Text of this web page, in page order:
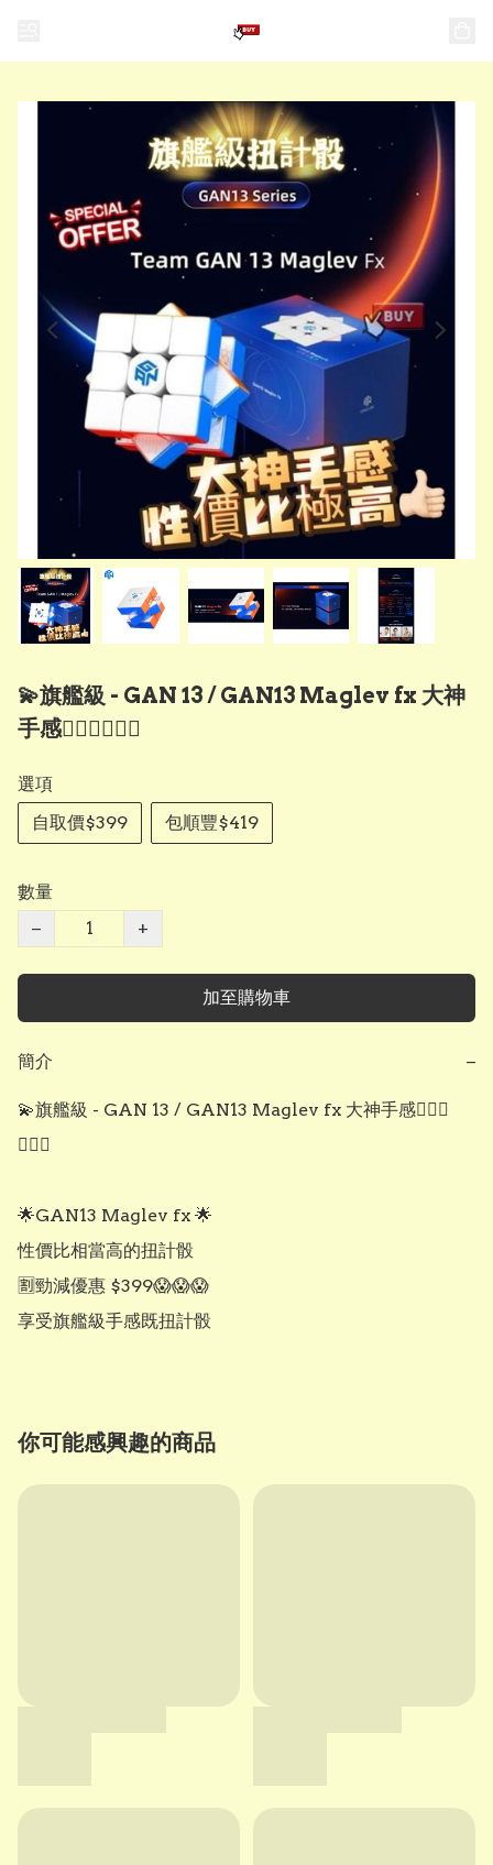
💫旗艦級 - GAN 13 / GAN13 Maglev fx 大神
手感💁🏻‍♀️💁🏻‍♂️
選項
自取價$399
包順豐$419
數量
−
+
加至購物車
簡介 −
💫旗艦級 - GAN 13 / GAN13 Maglev fx 大神手感💁🏻‍♀️
💁🏻‍♂️
🌟GAN13 Maglev fx 🌟
性價比相當高的扭計骰
🈹勁減優惠 $399😱😱😱
享受旗艦級手感既扭計骰
你可能感興趣的商品